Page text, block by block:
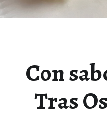
Con
Tras